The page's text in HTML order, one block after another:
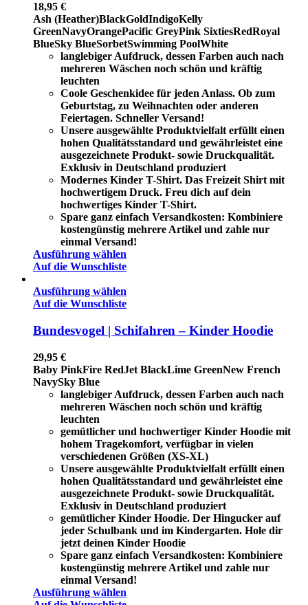
18,95 €
Ash (Heather)BlackGoldIndigoKelly
GreenNavyOrangePacific GreyPink SixtiesRedRoyal
BlueSky BlueSorbetSwimming PoolWhite
langlebiger Aufdruck, dessen Farben auch nach
mehreren Wäschen noch schön und kräftig
leuchten
Coole Geschenkidee für jeden Anlass. Ob zum
Geburtstag, zu Weihnachten oder anderen
Feiertagen. Schneller Versand!
Unsere ausgewählte Produktvielfalt erfüllt einen
hohen Qualitätsstandard und gewährleistet eine
ausgezeichnete Produkt- sowie Druckqualität.
Exklusiv in Deutschland produziert
Modernes Kinder T-Shirt. Das Freizeit Shirt mit
hochwertigem Druck. Freu dich auf dein
hochwertiges Kinder T-Shirt.
Spare ganz einfach Versandkosten: Kombiniere
kostengünstig mehrere Artikel und zahle nur
einmal Versand!
Ausführung wählen
Auf die Wunschliste
Ausführung wählen
Auf die Wunschliste
Bundesvogel | Schifahren – Kinder Hoodie
29,95 €
Baby PinkFire RedJet BlackLime GreenNew French
NavySky Blue
langlebiger Aufdruck, dessen Farben auch nach
mehreren Wäschen noch schön und kräftig
leuchten
gemütlicher und hochwertiger Kinder Hoodie mit
hohem Tragekomfort, verfügbar in vielen
verschiedenen Größen (XS-XL)
Unsere ausgewählte Produktvielfalt erfüllt einen
hohen Qualitätsstandard und gewährleistet eine
ausgezeichnete Produkt- sowie Druckqualität.
Exklusiv in Deutschland produziert
gemütlicher Kinder Hoodie. Der Hingucker auf
jeder Schulbank und im Kindergarten. Hole dir
jetzt deinen Kinder Hoodie
Spare ganz einfach Versandkosten: Kombiniere
kostengünstig mehrere Artikel und zahle nur
einmal Versand!
Ausführung wählen